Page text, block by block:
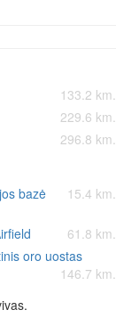
133.2 km.
229.6 km.
296.8 km.
bazė 15.4 km.
61.8 km.
oro uostas
146.7 km.